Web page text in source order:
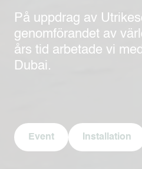
På uppdrag av
genomförandet av
års tid arbetade vi
Dubai.
Event Installation